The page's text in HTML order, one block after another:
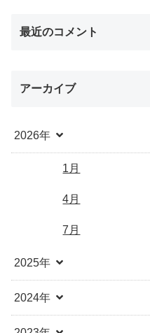
最近のコメント
アーカイブ
2026年
1月
4月
7月
2025年
2024年